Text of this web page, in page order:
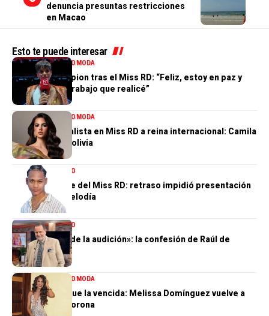
denuncia presuntas restricciones
en Macao
Esto te puede interesar
ENTRETENIMIENTOMODA
Valentina Campion tras el Miss RD: “Feliz, estoy en paz y
orgullosa del trabajo que realicé”
ENTRETENIMIENTOMODA
De tercera finalista en Miss RD a reina internacional: Camila
Issa rumbo a Bolivia
ENTRETENIMIENTO
El gran ausente del Miss RD: retraso impidió presentación
de Dalvin La Melodía
ENTRETENIMIENTO
«Perdí el 85 % de la audición»: la confesión de Raúl de
Molina
ENTRETENIMIENTOMODA
La tercera no fue la vencida: Melissa Domínguez vuelve a
quedar sin la corona